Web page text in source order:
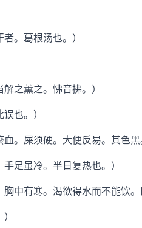
。葛根汤也。）
之薰之。怫音拂。）
也。）
。屎须硬。大便反易。其色
足虽冷。半日复热也。）
中有寒。渴欲得水而不能饮